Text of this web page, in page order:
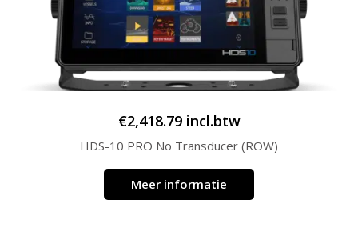
€2,418.79 incl.btw
HDS-10 PRO No Transducer (ROW)
Meer informatie